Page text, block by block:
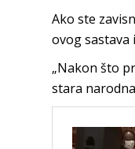
Ako ste
ovog sastava
„Nakon što
stara